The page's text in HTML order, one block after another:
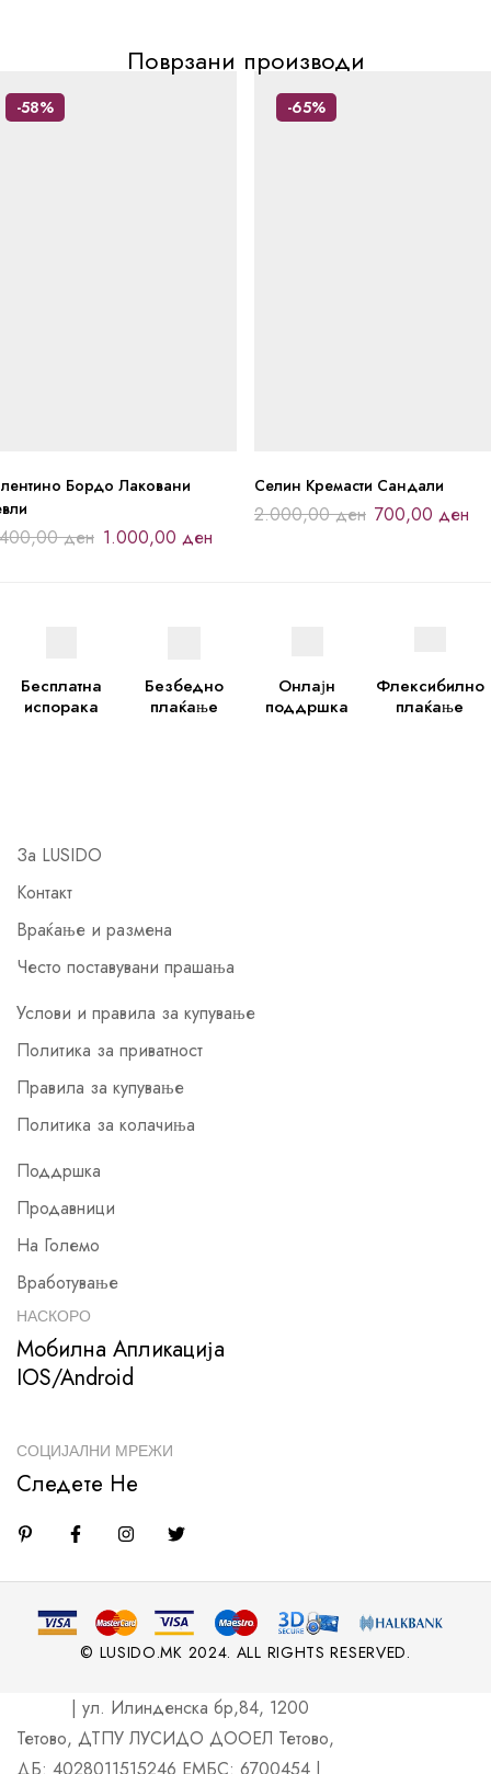
Поврзани производи
-58%
Бордо Лаковани
ден 1.000,00 ден
-65%
Селин Кремасти Сандали
2.000,00ден 700,00 ден
Бесплатна
испорака
Безбедно
плаќање
Онлајн
поддршка
Флексибилно
плаќање
За LUSIDO
Контакт
Враќање и размена
Често поставувани прашања
Услови и правила за купување
Политика за приватност
Правила за купување
Политика за колачиња
Поддршка
Продавници
На Големо
Вработување
НАСКОРО
Мобилна Апликација
IOS/Android
СОЦИЈАЛНИ МРЕЖИ
Следете Не
© LUSIDO.MK 2024. ALL RIGHTS RESERVED.
| ул. Илинденска бр,84, 1200
Тетово, ДТПУ ЛУСИДО ДООЕЛ Тетово,
ДБ: 4028011515246 ЕМБС: 6700454 |